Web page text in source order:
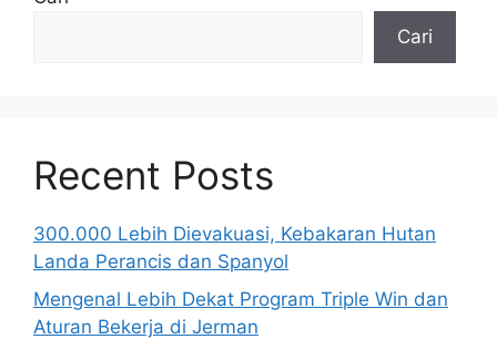
Cari
Recent Posts
300.000 Lebih Dievakuasi, Kebakaran Hutan
Landa Perancis dan Spanyol
Mengenal Lebih Dekat Program Triple Win dan
Aturan Bekerja di Jerman